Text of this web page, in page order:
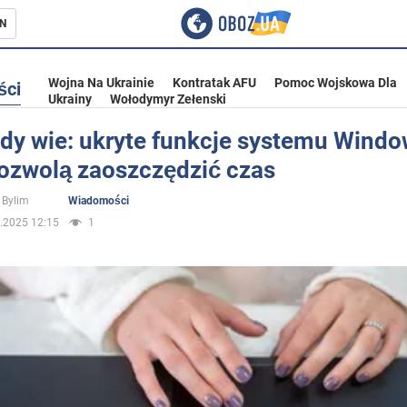
Wojna Na Ukrainie Kontratak AFU
Pomoc Wojskowa Dla
Ukrainy
Wołodymyr Zełenski
wie: ukryte funkcje systemu
zaoszczędzić czas
Bylim
Wiadomości
12:15
1